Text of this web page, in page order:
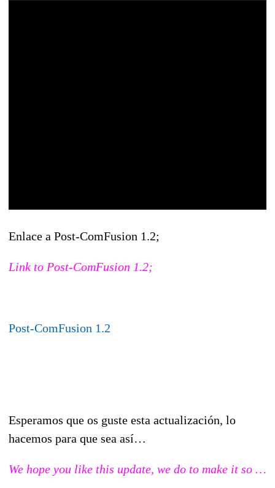
Enlace a Post-ComFusion 1.2;
Link to Post-ComFusion 1.2;
Post-ComFusion 1.2
Esperamos que os guste esta actualización, lo
hacemos para que sea así…
We hope you like this update, we do to make it so …